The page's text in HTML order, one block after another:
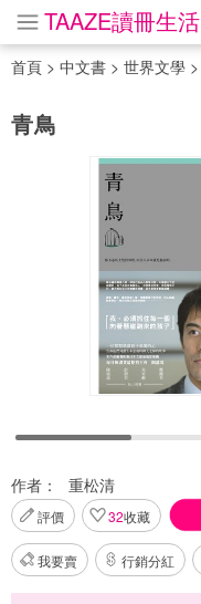
TAAZE讀冊生活
首頁 > 中文書 > 世界文學 >
青鳥
作者： 重松清
評價 32收藏
我要賣 行銷分紅